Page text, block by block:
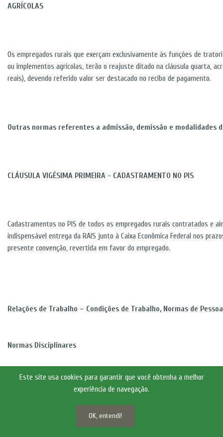
Este site usa cookies para garantir que você obtenha a melhor
experiência de navegação.
OK, entendi!
AGRÍCOLAS
Os empregados rurais que exerçam exclusivamente às funções de
ou implementos agrícolas, terão o reajuste ditado na cláusula quarta,
reais), devendo referido valor ser destacado no recibo de pagamento.
Outras normas referentes a admissão, demissão e modalidades
CLÁUSULA VIGÉSIMA PRIMEIRA - CADASTRAMENTO NO PIS
Cadastramentos no PIS de todos os empregados rurais contratados e
indispensável entrega da RAIS junto à Caixa Econômica Federal nos
presente convenção, revertida em favor do empregado.
Relações de Trabalho – Condições de Trabalho, Normas de
Normas Disciplinares
CLÁUSULA VIGÉSIMA SEGUNDA - ESTRANHOS A RELAÇÃO DE